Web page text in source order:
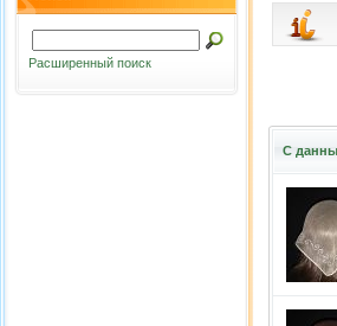
Расширенный поиск
С